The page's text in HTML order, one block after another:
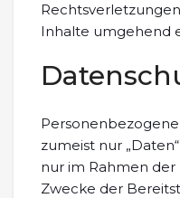
Inhalte umgehend
zumeist nur
nur im Rahmen
Zwecke der